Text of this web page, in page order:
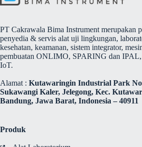
PT Cakrawala Bima Instrument merupakan
penyedia & servis alat uji lingkungan,
kesehatan, keamanan, sistem integrator,
pembuatan ONLIMO, SPARING dan IPAL,
IoT.
Alamat : Kutawaringin Industrial Park
Sukawangi Kaler, Jelegong, Kec.
Bandung, Jawa Barat, Indonesia – 40911
Produk